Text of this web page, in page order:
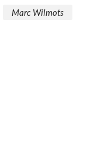
Marc Wilmots